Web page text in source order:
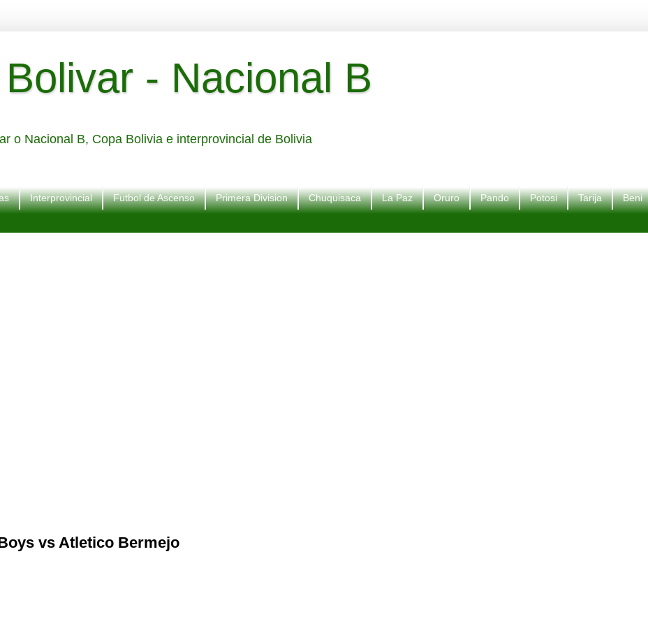
- Nacional B
o Nacional B, Copa Bolivia e interprovincial de Bolivia
Interprovincial Futbol de Ascenso Primera Division Chuquisaca La Paz Oruro Pando Potosi Tarija Beni
vs Atletico Bermejo